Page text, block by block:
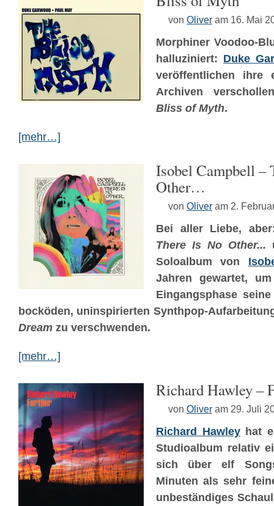
von Oliver am 16. Mai
Morphiner Voodoo-
halluziniert: Duke
veröffentlichen ihre
Archiven
Bliss of Myth.
[mehr…]
Isobel Campbell –
Other…
von Oliver am 2.
Bei aller Liebe,
There Is No Other...
Soloalbum von
Jahren gewartet,
Eingangsphase
bocköden, uninspirierten Synthpop-
Dream zu verschwenden.
[mehr…]
Richard Hawley –
von Oliver am 29. Juli
Richard Hawleyhat
Studioalbum relativ
sich über elf
Minuten als sehr
unbeständiges